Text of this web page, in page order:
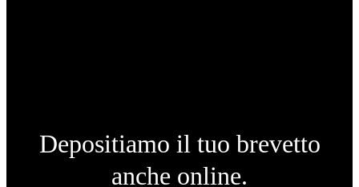
Depositiamo il tuo brevetto
anche online.